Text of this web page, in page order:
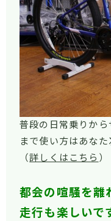
普段の日常乗りか
まで使い方はあなた
（詳しくはこちら ）
都会の喧騒を離
走行も楽しいで